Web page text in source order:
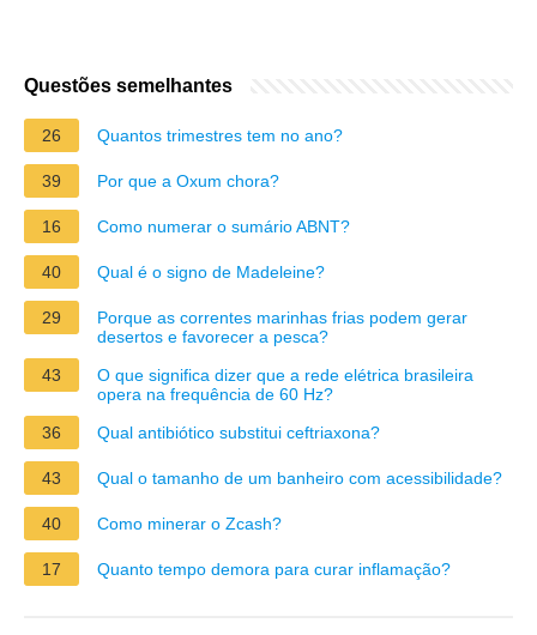
Questões semelhantes
26 Quantos trimestres tem no ano?
39 Por que a Oxum chora?
16 Como numerar o sumário ABNT?
40 Qual é o signo de Madeleine?
29
Porque as correntes marinhas frias podem gerar
desertos e favorecer a pesca?
43
O que significa dizer que a rede elétrica brasileira
opera na frequência de 60 Hz?
36
Qual antibiótico substitui ceftriaxona?
43 Qual o tamanho de um banheiro com acessibilidade?
40 Como minerar o Zcash?
17 Quanto tempo demora para curar inflamação?